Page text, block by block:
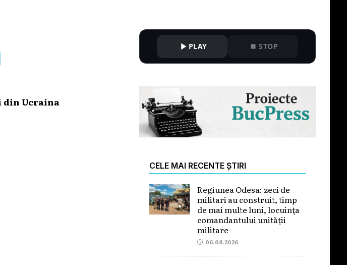
din Ucraina
PLAY STOP
CELE MAI RECENTE ȘTIRI
Regiunea Odesa: zeci de
militari au construit, timp
de mai multe luni, locuința
comandantului unității
militare
06.08.2026